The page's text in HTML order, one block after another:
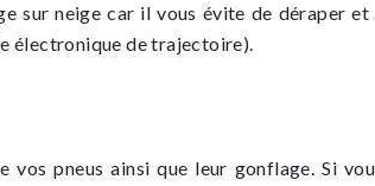
sur neige car il vous évite de déraper
électronique de trajectoire).
vos pneus ainsi que leur gonflage. Si